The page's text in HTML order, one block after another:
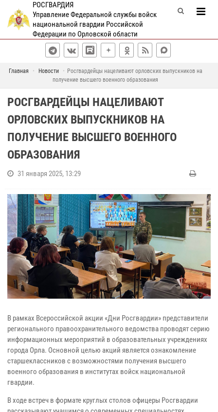
РОСГВАРДИЯ
Управление Федеральной службы войск
национальной гвардии Российской
Федерации по Орловской области
Главная Новости
Росгвардейцы нацеливают орловских выпускников на
получение высшего военного образования
РОСГВАРДЕЙЦЫ НАЦЕЛИВАЮТ
ОРЛОВСКИХ ВЫПУСКНИКОВ НА
ПОЛУЧЕНИЕ ВЫСШЕГО ВОЕННОГО
ОБРАЗОВАНИЯ
31 января 2025, 13:29
В рамках Всероссийской акции «Дни Росгвардии» представители
регионального правоохранительного ведомства проводят серию
информационных мероприятий в образовательных учреждениях
города Орла. Основной целью акций является ознакомление
старшеклассников с возможностями получения высшего
военного образования в институтах войск национальной
гвардии.
В ходе встреч в формате круглых столов офицеры Росгвардии